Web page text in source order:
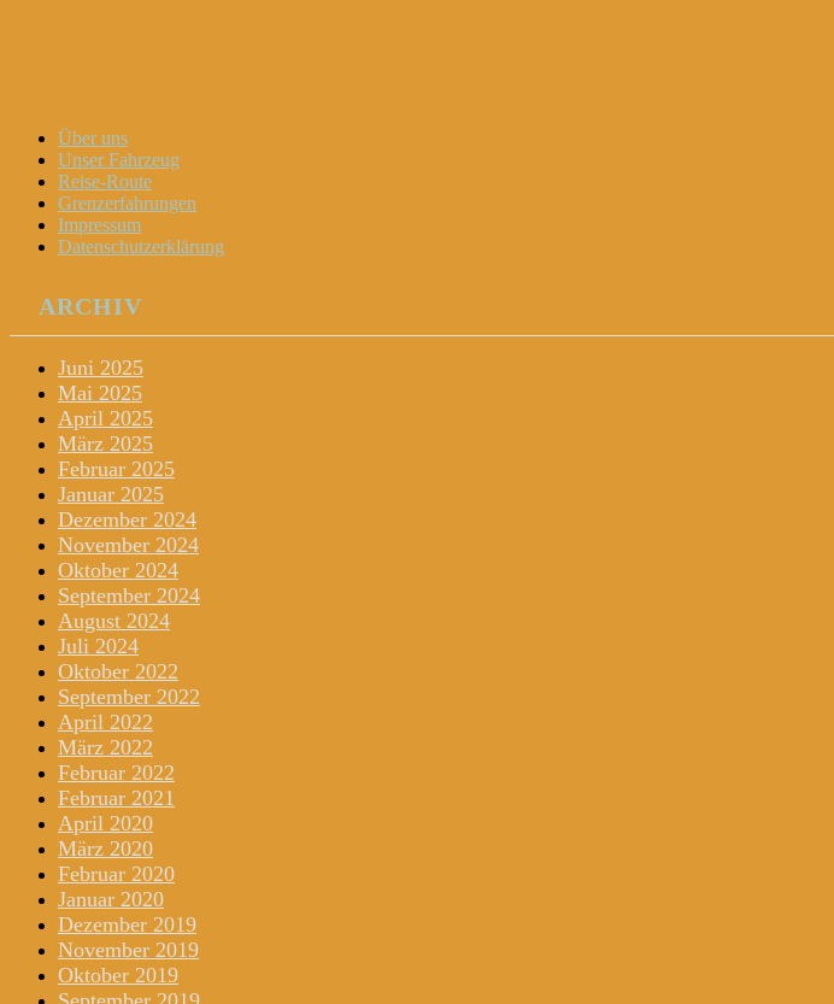
Menu
Widgets
Search
Skip
content
Über uns
Unser Fahrzeug
Reise-Route
Grenzerfahrungen
Impressum
Datenschutzerklärung
ARCHIV
Juni 2025
Mai 2025
April 2025
März 2025
Februar 2025
Januar 2025
Dezember 2024
November 2024
Oktober 2024
September 2024
August 2024
Juli 2024
Oktober 2022
September 2022
April 2022
März 2022
Februar 2022
Februar 2021
April 2020
März 2020
Februar 2020
Januar 2020
Dezember 2019
November 2019
Oktober 2019